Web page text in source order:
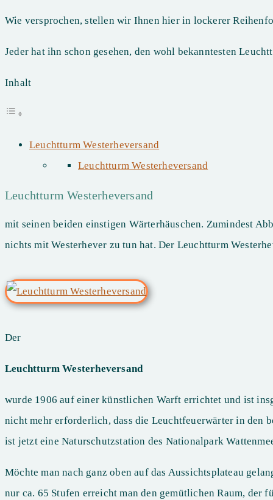
Wie versprochen, stellen wir Ihnen hier in lockerer
Jeder hat ihn schon gesehen, den wohl bekanntesten
Inhalt
Leuchtturm Westerheversand
Leuchtturm Westerheversand
Leuchtturm Westerheversand
mit seinen beiden einstigen Wärterhäuschen. Zumindest
nichts mit Westerhever zu tun hat. Der Leuchtturm
Der
Leuchtturm Westerheversand
wurde 1906 auf einer künstlichen Warft errichtet und ist
nicht mehr erforderlich, dass die Leuchtfeuerwärter in den
ist jetzt eine Naturschutzstation des Nationalpark
Möchte man nach ganz oben auf das Aussichtsplateau
nur ca. 65 Stufen erreicht man den gemütlichen Raum, der